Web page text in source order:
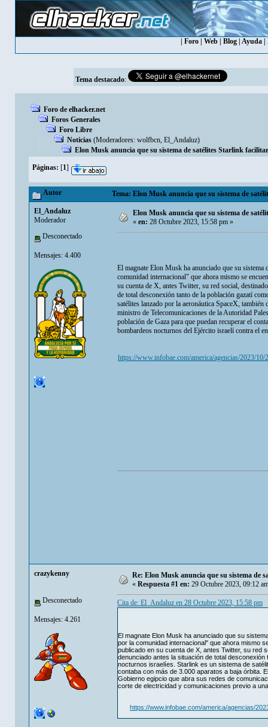
Foro| Web| Blog| Ayuda|
Tema destacado:
Foro de elhacker.net
Foros Generales
Foro Libre
Noticias (Moderadores: wolfbcn, El_Andaluz)
Elon Musk anuncia que su sistema de satélites Starlink
Páginas: [1]
Autor Tema: Elon Musk anuncia que su sistema de
El_Andaluz
Moderador
Desconectado
Mensajes: 4.400
Elon Musk anuncia que su sistema de
«en:28 Octubre 2023, 15:58 pm »
El magnate Elon Musk ha anunciado que su
comunidad internacional" que ahora mismo se
su cuenta de X, antes Twitter, su red social,
de total desconexión tanto de la población gazatí
satélites lanzado por la aeronáutica SpaceX,
ministro de Telecomunicaciones de la Autoridad
población de Gaza para que puedan recuperar el
bombardeos nocturnos del Ejército israelí contra el
https://www.infobae.com/america/agencias/2023/
crazykenny
Desconectado
Mensajes: 4.261
Re: Elon Musk anuncia que su sistema de
« Respuesta #1 en: 29 Octubre 2023, 09:12
Cita de: El_Andaluz en 28 Octubre 2023, 15:58 pm
El magnate Elon Musk ha anunciado que su
por la comunidad internacional" que ahora mismo
publicado en su cuenta de X, antes Twitter, su red
denunciado antes la situación de total
nocturnos israelíes. Starlink es un sistema de
contaba con más de 3.000 aparatos a baja órbita.
Gobierno egipcio que abra sus redes de
corte de electricidad y comunicaciones previo a
https://www.infobae.com/america/agencias/